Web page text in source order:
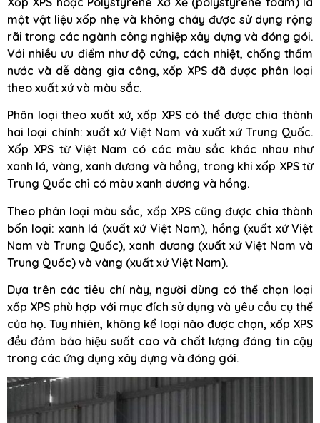
một vật liệu xốp nhẹ và không cháy được sử dụng rộng
rãi trong các ngành công nghiệp xây dựng và đóng gói.
Với nhiều ưu điểm như độ cứng, cách nhiệt, chống thấm
nước và dễ dàng gia công, xốp XPS đã được phân loại
theo xuất xứ và màu sắc.
Phân loại theo xuất xứ, xốp XPS có thể được chia thành
hai loại chính: xuất xứ Việt Nam và xuất xứ Trung Quốc.
Xốp XPS từ Việt Nam có các màu sắc khác nhau như
xanh lá, vàng, xanh dương và hồng, trong khi xốp XPS từ
Trung Quốc chỉ có màu xanh dương và hồng.
Theo phân loại màu sắc, xốp XPS cũng được chia thành
bốn loại: xanh lá (xuất xứ Việt Nam), hồng (xuất xứ Việt
Nam và Trung Quốc), xanh dương (xuất xứ Việt Nam và
Trung Quốc) và vàng (xuất xứ Việt Nam).
Dựa trên các tiêu chí này, người dùng có thể chọn loại
xốp XPS phù hợp với mục đích sử dụng và yêu cầu cụ thể
của họ. Tuy nhiên, không kể loại nào được chọn, xốp XPS
đều đảm bảo hiệu suất cao và chất lượng đáng tin cậy
trong các ứng dụng xây dựng và đóng gói.